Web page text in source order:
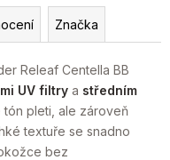
Značka
Releaf Centella BB
UV filtry a středním
pleti, ale zároveň
textuře se snadno
bez